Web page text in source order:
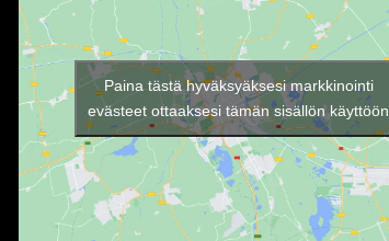
Paina tästä hyväksyäksesi markkinointi
evästeet ottaaksesi tämän sisällön käyttöön